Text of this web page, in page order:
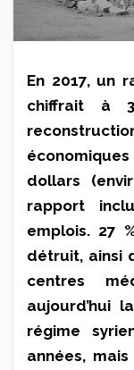
En 2017, un
chiffrait à
dollars
rapport
emplois. 27
détruit, ainsi
centres
aujourd’hui
régime
années,